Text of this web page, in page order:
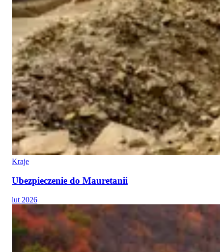
Kraje
Ubezpieczenie do Mauretanii
lut 2026